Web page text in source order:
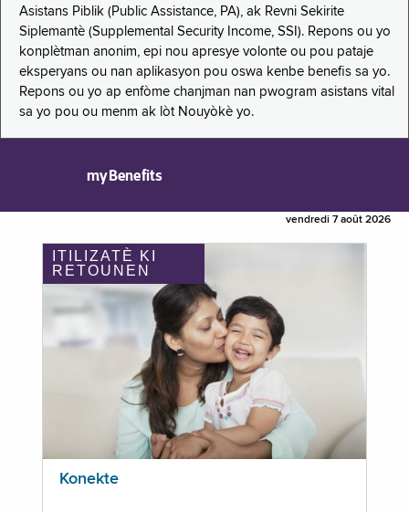
Asistans Piblik (Public Assistance, PA), ak Revni Sekirite
Siplemantè (Supplemental Security Income, SSI). Repons ou yo
konplètman anonim, epi nou apresye volonte ou pou pataje
eksperyans ou nan aplikasyon pou oswa kenbe benefis sa yo.
Repons ou yo ap enfòme chanjman nan pwogram asistans vital
sa yo pou ou menm ak lòt Nouyòkè yo.
myBenefits
vendredi 7 août 2026
ITILIZATÈ KI
RETOUNEN
Konekte